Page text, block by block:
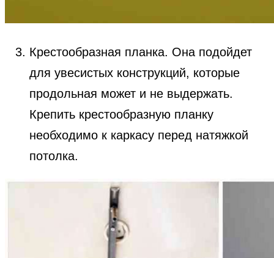
Крестообразная планка. Она подойдет
для увесистых конструкций, которые
продольная может и не выдержать.
Крепить крестообразную планку
необходимо к каркасу перед натяжкой
потолка.